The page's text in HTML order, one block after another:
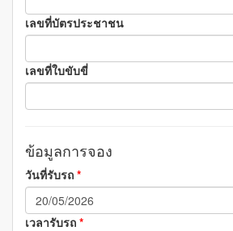
เลขที่บัตรประชาชน
เลขที่ใบขับขี่
ข้อมูลการจอง
วันที่รับรถ *
เวลารับรถ *